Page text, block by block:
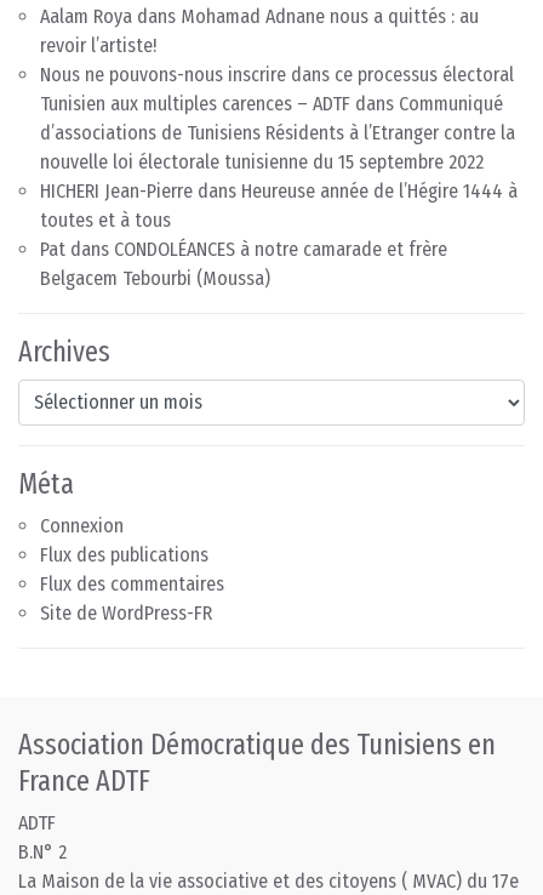
Aalam Roya dans Mohamad Adnane nous a quittés : au
revoir l’artiste!
Nous ne pouvons-nous inscrire dans ce processus électoral
Tunisien aux multiples carences – ADTF dans Communiqué
d’associations de Tunisiens Résidents à l’Etranger contre la
nouvelle loi électorale tunisienne du 15 septembre 2022
HICHERI Jean-Pierre dans Heureuse année de l’Hégire 1444 à
toutes et à tous
Pat dans CONDOLÉANCES à notre camarade et frère
Belgacem Tebourbi (Moussa)
Archives
Archives
Méta
Connexion
Flux des publications
Flux des commentaires
Site de WordPress-FR
Association Démocratique des Tunisiens en
France ADTF
ADTF
B.N° 2
La Maison de la vie associative et des citoyens ( MVAC) du 17e